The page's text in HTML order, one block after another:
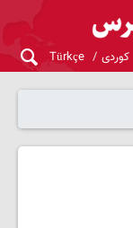
کوردی Türkçe